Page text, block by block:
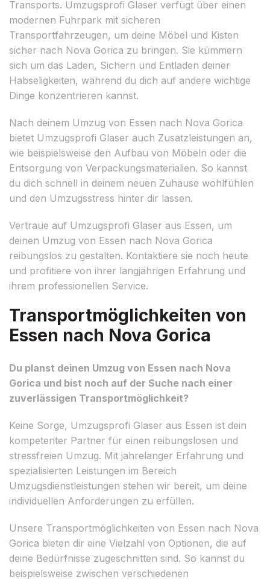
Transports. Umzugsprofi Glaser verfügt über einen
modernen Fuhrpark mit sicheren
Transportfahrzeugen, um deine Möbel und Kisten
sicher nach Nova Gorica zu bringen. Sie kümmern
sich um das Laden, Sichern und Entladen deiner
Habseligkeiten, während du dich auf andere wichtige
Dinge konzentrieren kannst.
Nach deinem Umzug von Essen nach Nova Gorica
bietet Umzugsprofi Glaser auch Zusatzleistungen an,
wie beispielsweise den Aufbau von Möbeln oder die
Entsorgung von Verpackungsmaterialien. So kannst
du dich schnell in deinem neuen Zuhause wohlfühlen
und den Umzugsstress hinter dir lassen.
Vertraue auf Umzugsprofi Glaser aus Essen, um
deinen Umzug von Essen nach Nova Gorica
reibungslos zu gestalten. Kontaktiere sie noch heute
und profitiere von ihrer langjährigen Erfahrung und
ihrem professionellen Service.
Transportmöglichkeiten von
Essen nach Nova Gorica
Du planst deinen Umzug von Essen nach Nova
Gorica und bist noch auf der Suche nach einer
zuverlässigen Transportmöglichkeit?
Keine Sorge, Umzugsprofi Glaser aus Essen ist dein
kompetenter Partner für einen reibungslosen und
stressfreien Umzug. Mit jahrelanger Erfahrung und
spezialisierten Leistungen im Bereich
Umzugsdienstleistungen stehen wir bereit, um deine
individuellen Anforderungen zu erfüllen.
Unsere Transportmöglichkeiten von Essen nach Nova
Gorica bieten dir eine Vielzahl von Optionen, die auf
deine Bedürfnisse zugeschnitten sind. So kannst du
beispielsweise zwischen verschiedenen